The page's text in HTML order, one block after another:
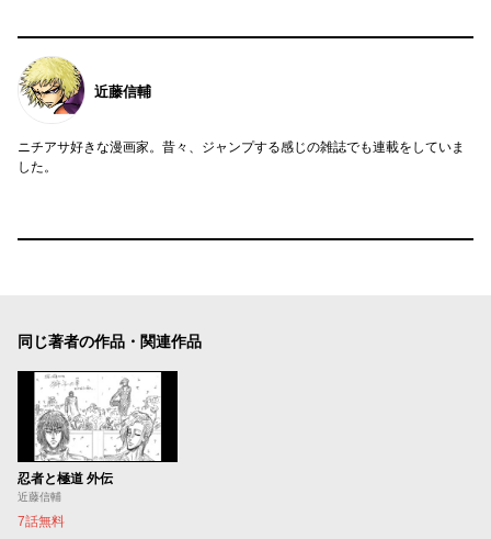
近藤信輔
ニチアサ好きな漫画家。昔々、ジャンプする感じの雑誌でも連載をしていま
した。
同じ著者の作品・関連作品
忍者と極道 外伝
近藤信輔
7話無料